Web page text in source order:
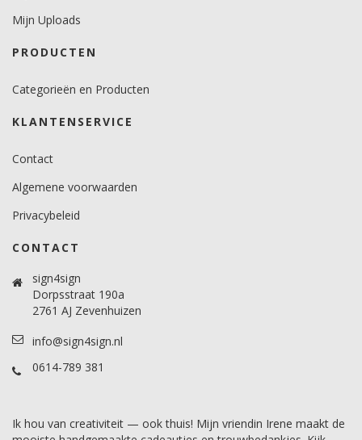
Mijn Uploads
PRODUCTEN
Categorieën en Producten
KLANTENSERVICE
Contact
Algemene voorwaarden
Privacybeleid
CONTACT
sign4sign
Dorpsstraat 190a
2761 AJ Zevenhuizen
info@sign4sign.nl
0614-789 381
Ik hou van creativiteit — ook thuis! Mijn vriendin Irene maakt de